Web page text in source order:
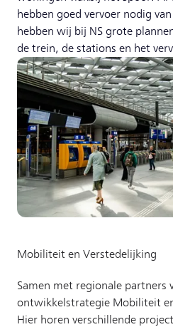
hebben goed vervoer nodig
hebben wij bij NS grote
de trein, de stations en het